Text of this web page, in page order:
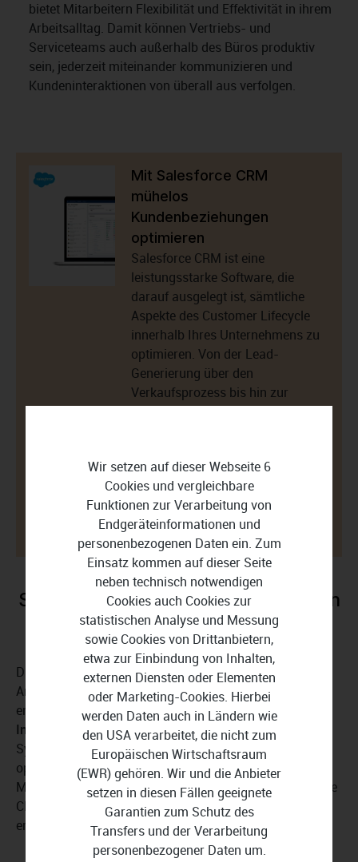
bietet Mitarbeitern Flexibilität und Effektivität in ihrem
Arbeitsalltag. Damit können Vertriebs- und
Serviceteams auch außerhalb des Büros produktiv
sein, jederzeit miteinander kommunizieren und
Kundeninteraktionen von überall aus verfolgen.
Mit Salesforce CRM
mühelos
Kundenbeziehungen
optimieren
Salesforce CRM ist eine
leistungsstarke Software, die
darauf ausgelegt ist, sämtliche
Aspekte des Customer Lifecycle
innerhalb Ihres Unternehmens zu
optimieren. Von der Lead-
Generierung über den
Verkaufsprozess bis hin zur
Kundenservice-Interaktion bietet
helfen, Ihre Geschäftsziele zu
erreichen.
JETZT KOSTENLOS TESTEN
So passen Sie Salesforce CRM Ihren
Bedürfnissen an
Die Anpassung von Salesforce CRM an die spezifischen
Anforderungen Ihres Unternehmens bringt einen
entscheidenden Vorteil mit sich: Mit der nahtlosen
Integration in Ihre Geschäftsprozessekönnen Sie das
System optimal nutzen und Ihre Geschäftsprozesse
optimieren. Im Folgenden zeigen wir Ihnen einige
Möglichkeiten, wie Sie das volle Potenzial von Salesforce
CRM ausschöpfen und Ihre Geschäftsziele effektiv
erreichen können.
Wir setzen auf dieser Webseite 6
Cookies und vergleichbare
Funktionen zur Verarbeitung von
Endgeräteinformationen und
personenbezogenen Daten ein. Zum
Einsatz kommen auf dieser Seite
neben technisch notwendigen
Cookies auch Cookies zur
statistischen Analyse und Messung
sowie Cookies von Drittanbietern,
etwa zur Einbindung von Inhalten,
externen Diensten oder Elementen
oder Marketing-Cookies. Hierbei
werden Daten auch in Ländern wie
den USA verarbeitet, die nicht zum
Europäischen Wirtschaftsraum
(EWR) gehören. Wir und die Anbieter
setzen in diesen Fällen geeignete
Garantien zum Schutz des
Transfers und der Verarbeitung
personenbezogener Daten um.